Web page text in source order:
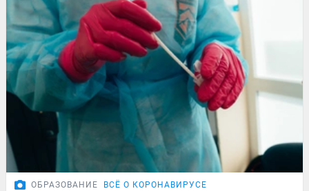
ОБРАЗОВАНИЕ ВСЁ О КОРОНАВИРУСЕ